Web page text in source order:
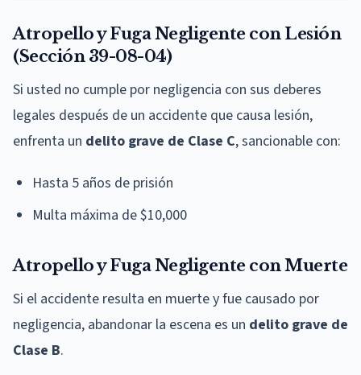
Atropello y Fuga Negligente con Lesión
(Sección 39-08-04)
Si usted no cumple por negligencia con sus deberes
legales después de un accidente que causa lesión,
enfrenta un delito grave de Clase C, sancionable con:
Hasta 5 años de prisión
Multa máxima de $10,000
Atropello y Fuga Negligente con Muerte
Si el accidente resulta en muerte y fue causado por
negligencia, abandonar la escena es un delito grave de
Clase B.